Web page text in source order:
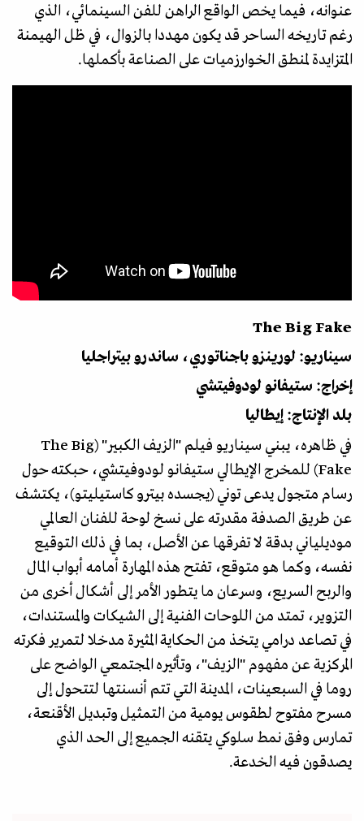
عنوانه، فيما يخص الواقع الراهن للفن السينمائي، الذي
رغم تاريخه الساحر قد يكون مهددا بالزوال، في ظل الهيمنة
المتزايدة لمنطق الخوارزميات على الصناعة بأكملها.
The Big Fake
سيناريو: لورينزو باجناتوري، ساندرو بيتراجليا
إخراج: ستيفانو لودوفيتشي
بلد الإنتاج: إيطاليا
في ظاهره، يبني سيناريو فيلم "الزيف الكبير" (The Big
Fake) للمخرج الإيطالي ستيفانو لودوفيتشي، حبكته حول
رسام متجول يدعى توني (يجسده بيترو كاستيليتو)، يكتشف
عن طريق الصدفة مقدرته على نسخ لوحة للفنان العالمي
موديلياني بدقة لا تفرقها عن الأصل، بما في ذلك التوقيع
نفسه، وكما هو متوقع، تفتح هذه المهارة أمامه أبواب المال
والربح السريع، وسرعان ما يتطور الأمر إلى أشكال أخرى من
التزوير، تمتد من اللوحات الفنية إلى الشيكات والمستندات،
في تصاعد درامي يتخذ من الحكاية المثيرة مدخلا لتمرير فكرته
المركزية عن مفهوم "الزيف"، وتأثيره المجتمعي الواضح على
روما في السبعينات، المدينة التي تتم أنسنتها لتتحول إلى
مسرح مفتوح لطقوس يومية من التمثيل وتبديل الأقنعة،
تمارس وفق نمط سلوكي يتقنه الجميع إلى الحد الذي
يصدقون فيه الخدعة.